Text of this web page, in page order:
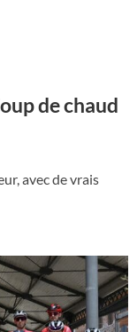
de chaud
avec de vrais